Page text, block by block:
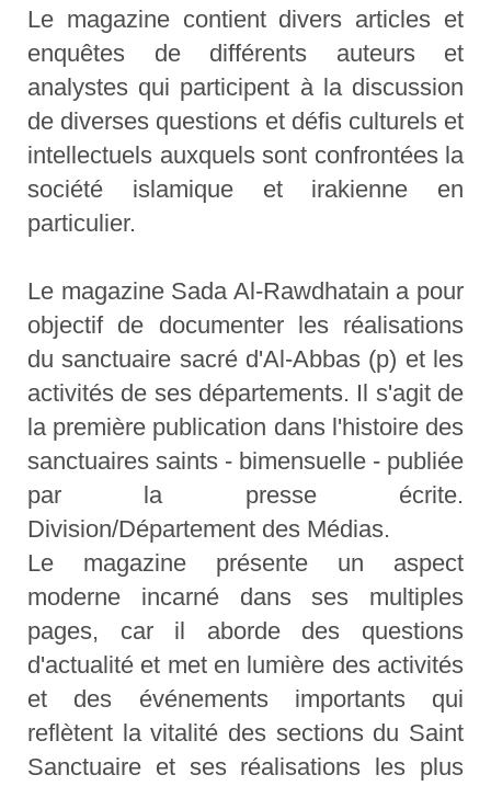
Le magazine contient divers articles et
enquêtes de différents auteurs et
analystes qui participent à la discussion
de diverses questions et défis culturels et
intellectuels auxquels sont confrontées la
société islamique et irakienne en
particulier.
Le magazine Sada Al-Rawdhatain a pour
objectif de documenter les réalisations
du sanctuaire sacré d'Al-Abbas (p) et les
activités de ses départements. Il s'agit de
la première publication dans l'histoire des
sanctuaires saints - bimensuelle - publiée
par la presse écrite.
Division/Département des Médias.
Le magazine présente un aspect
moderne incarné dans ses multiples
pages, car il aborde des questions
d'actualité et met en lumière des activités
et des événements importants qui
reflètent la vitalité des sections du Saint
Sanctuaire et ses réalisations les plus